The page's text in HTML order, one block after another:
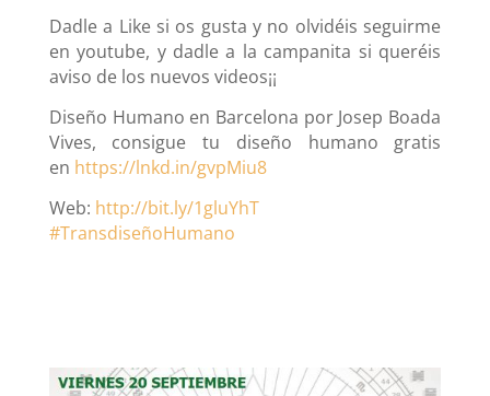
Dadle a Like si os gusta y no olvidéis seguirme
en youtube, y dadle a la campanita si queréis
aviso de los nuevos videos¡¡
Diseño Humano en Barcelona por Josep Boada
Vives, consigue tu diseño humano gratis
en https://lnkd.in/gvpMiu8
Web: http://bit.ly/1gluYhT
#TransdiseñoHumano